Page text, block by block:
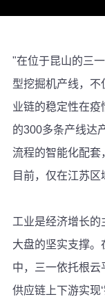
"在位于昆山的三
型挖掘机产线，不
业链的稳定性在
的300多条产线达
流程的智能化配套
目前，仅在江苏区
工业是经济增长
大盘的坚实支撑
中，三一依托根
供应链上下游实现